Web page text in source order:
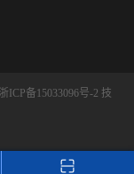
ICP备15033096号-2 技